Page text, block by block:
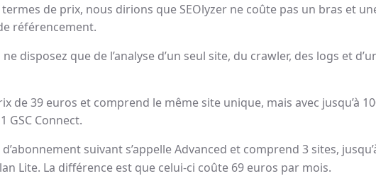
de prix, nous dirions que SEOlyzer ne coûte pas un bras et
référencement.
disposez que de l’analyse d’un seul site, du crawler, des logs et
de 39 euros et comprend le même site unique, mais avec jusqu’à
GSC Connect.
suivant s’appelle Advanced et comprend 3 sites,
Lite. La différence est que celui-ci coûte 69 euros par mois.